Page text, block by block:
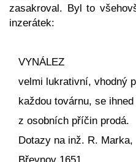
zasakroval. Byl to
inzerátek:
VYNÁLEZ
velmi lukrativní, vhodný
každou továrnu, se ihned
z osobních příčin prodá.
Dotazy na inž. R. Marka,
Břevnov 1651.